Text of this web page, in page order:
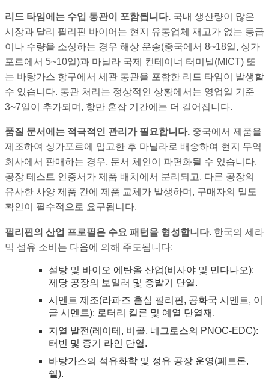
리드 타임에는 수입 통관이 포함됩니다. 국내 생산량이 많은
시장과 달리 필리핀 바이어는 현지 유통업체 재고가 없는 등급
이나 수량을 소싱하는 경우 해상 운송(중국에서 8~18일, 싱가
포르에서 5~10일)과 마닐라 국제 컨테이너 터미널(MICT) 또
는 바탕가스 항구에서 세관 통관을 포함한 리드 타임이 발생할
수 있습니다. 통관 처리는 정상적인 상황에서는 영업일 기준
3~7일이 추가되며, 항만 혼잡 기간에는 더 길어집니다.
품질 문서에는 적극적인 관리가 필요합니다. 중국에서 제품을
제조하여 싱가포르에 입고한 후 마닐라로 배송하여 현지 무역
회사에서 판매하는 경우, 문서 체인이 파편화될 수 있습니다.
공장 테스트 인증서가 제품 배치에서 분리되고, 다른 공장의
유사한 사양 제품 간에 제품 교체가 발생하며, 구매자의 밀도
확인이 필수적으로 요구됩니다.
필리핀의 산업 프로필은 수요 패턴을 형성합니다. 한국의 세라
믹 섬유 소비는 다음에 의해 주도됩니다:
설탕 및 바이오 에탄올 산업(비사야 및 민다나오):
제당 공장의 보일러 및 증발기 단열.
시멘트 제조(라파즈 홀심 필리핀, 공화국 시멘트, 이
글 시멘트): 로터리 킬른 및 예열 단열재.
지열 발전(레이테, 비콜, 네그로스의 PNOC-EDC):
터빈 및 증기 라인 단열.
바탕가스의 석유화학 및 정유 공장 운영(페트론,
쉘).